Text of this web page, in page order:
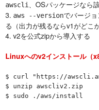
awscli、OSパッケージなら
3. aws --versionでバージ
る（出力が残るならv1がどこ
4. v2を公式zipから導入する
Linuxへのv2インストール（
$ curl "https://
$ unzip awscliv2.zip
$ sudo ./aws/install